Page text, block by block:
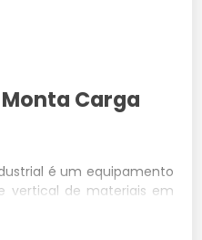
Carga
é um equipamento
vertical de materiais em
é ideal para fábricas,
movimentação